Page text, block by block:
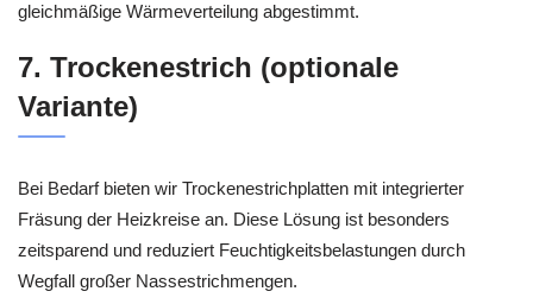
gleichmäßige Wärmeverteilung abgestimmt.
7. Trockenestrich (optionale
Variante)
Bei Bedarf bieten wir Trockenestrichplatten mit integrierter
Fräsung der Heizkreise an. Diese Lösung ist besonders
zeitsparend und reduziert Feuchtigkeitsbelastungen durch
Wegfall großer Nassestrichmengen.